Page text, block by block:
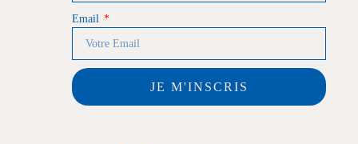
Email
JE M'INSCRIS